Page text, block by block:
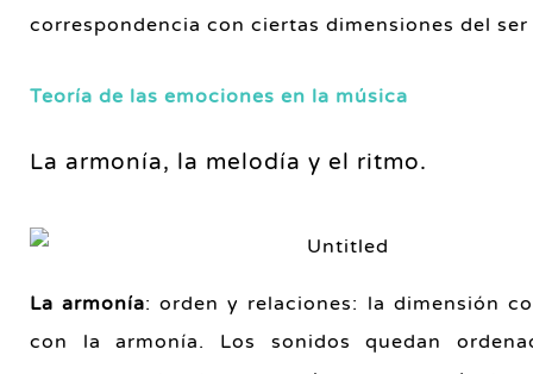
correspondencia con ciertas dimensiones del
Teoría de las emociones en la música
La armonía, la melodía y el ritmo.
La armonía: orden y relaciones: la dimensión
con la armonía. Los sonidos quedan